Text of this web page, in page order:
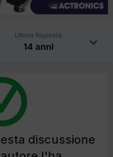
Ultima Risposta
14 anni
discussione